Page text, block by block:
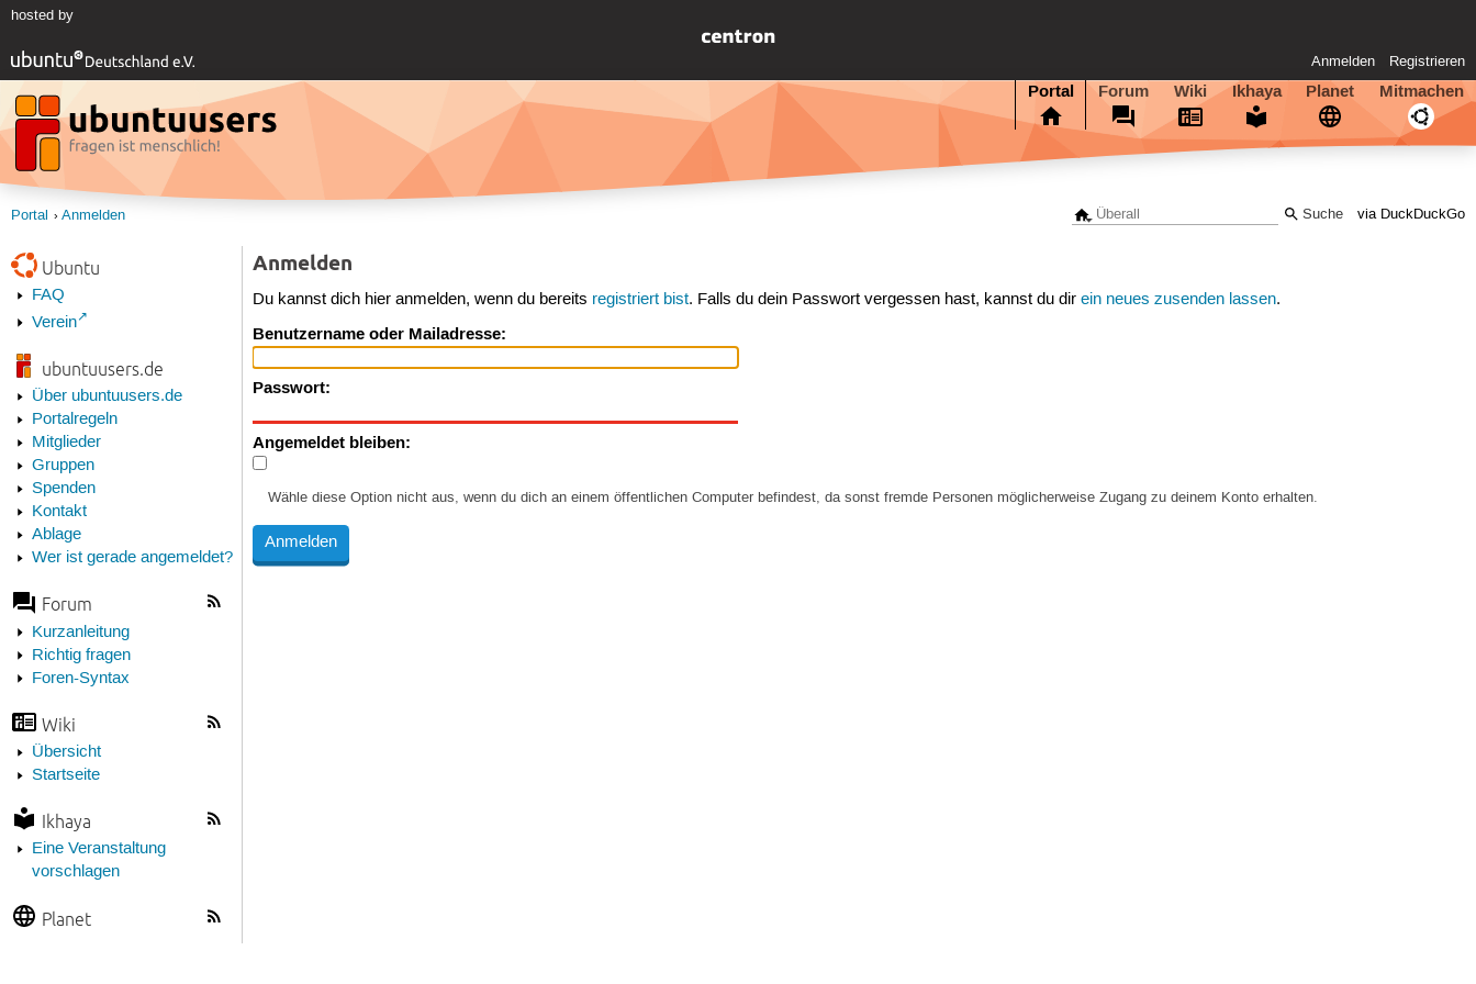
hosted by
Anmelden Registrieren
Portal Forum Wiki Ikhaya Planet Mitmachen
via DuckDuckGo
Portal Anmelden
Ubuntu
FAQ
Verein
ubuntuusers.de
Über ubuntuusers.de
Portalregeln
Mitglieder
Gruppen
Spenden
Kontakt
Ablage
Wer ist gerade angemeldet?
Forum
Kurzanleitung
Richtig fragen
Foren-Syntax
Wiki
Übersicht
Startseite
Ikhaya
Eine Veranstaltung
vorschlagen
Planet
Anmelden
Du kannst dich hier anmelden, wenn du bereits registriert bist. Falls du dein Passwort vergessen hast, kannst du direin neues zusenden lassen.
Benutzername oder Mailadresse:
Passwort:
Angemeldet bleiben:
Wähle diese Option nicht aus, wenn du dich an einem öffentlichen Computer befindest, da sonst fremde Personen möglicherweise Zugang zu deinem Konto erhalten.